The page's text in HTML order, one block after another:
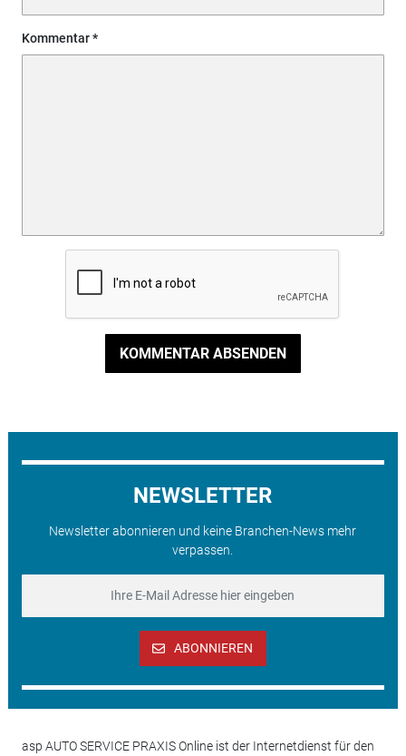
Kommentar
KOMMENTAR ABSENDEN
NEWSLETTER
Newsletter abonnieren und keine Branchen-News mehr
verpassen.
ABONNIEREN
asp AUTO SERVICE PRAXIS Online ist der Internetdienst für den